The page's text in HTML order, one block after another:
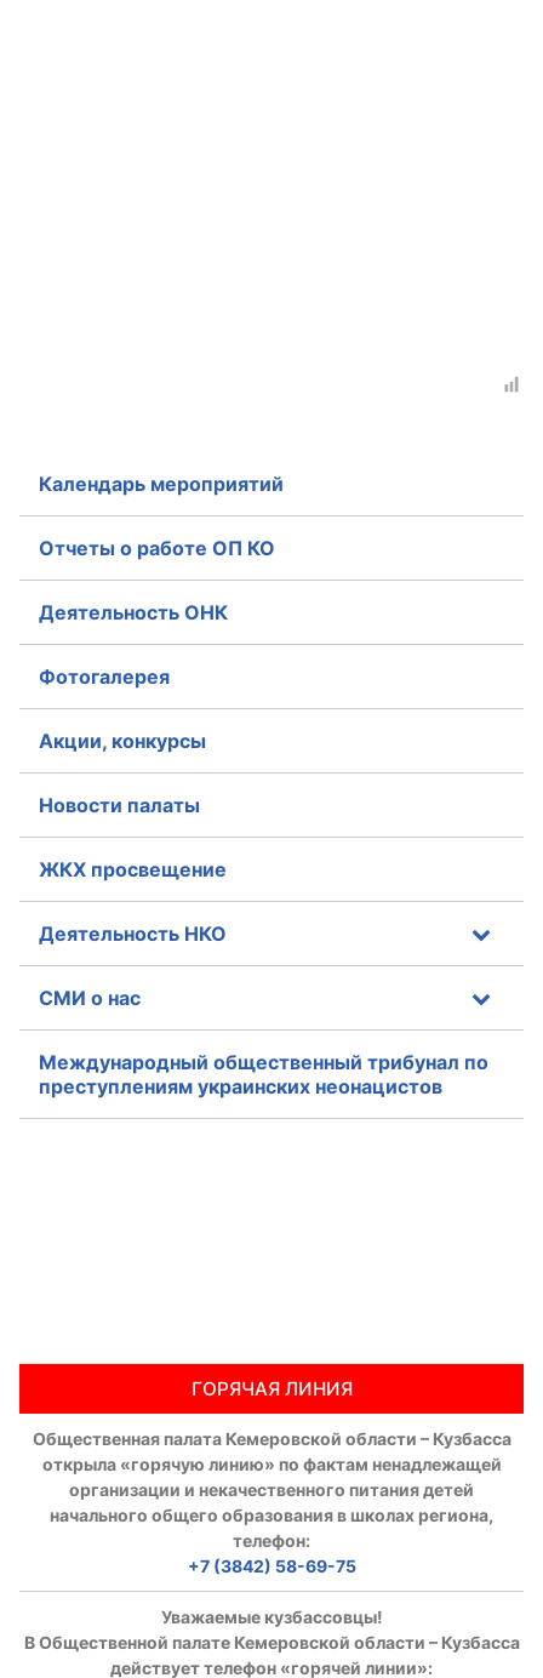
Календарь мероприятий
Отчеты о работе ОП КО
Деятельность ОНК
Фотогалерея
Акции, конкурсы
Новости палаты
ЖКХ просвещение
Деятельность НКО
СМИ о нас
Международный общественный трибунал по
преступлениям украинских неонацистов
ГОРЯЧАЯ ЛИНИЯ
Общественная палата Кемеровской области – Кузбасса
открыла «горячую линию» по фактам ненадлежащей
организации и некачественного питания детей
начального общего образования в школах региона,
телефон:
+7 (3842) 58-69-75
Уважаемые кузбассовцы!
В Общественной палате Кемеровской области – Кузбасса
действует телефон «горячей линии»: